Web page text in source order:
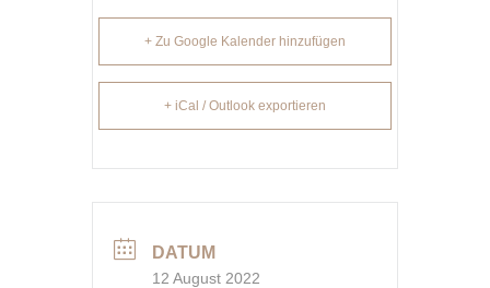
+ Zu Google Kalender hinzufügen
+ iCal / Outlook exportieren
DATUM
12 August 2022